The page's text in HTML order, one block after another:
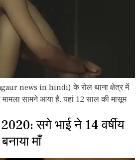
news in hindi) के रोल थाना क्षेत्र में
मामला सामने आया है. यहां 12 साल की मासूम
सगे भाई ने 14 वर्षीय
माँ